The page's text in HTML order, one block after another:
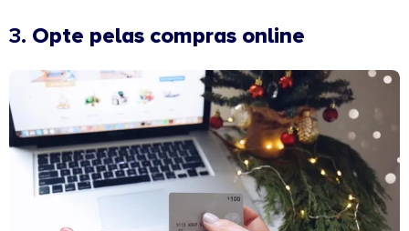
3. Opte pelas compras online